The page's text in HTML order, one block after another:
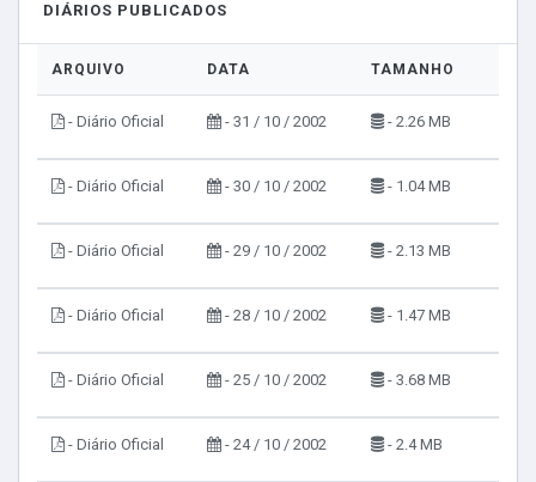
DIÁRIOS PUBLICADOS
ARQUIVO DATA TAMANHO
- Diário Oficial - 31 / 10 / 2002 - 2.26 MB
- Diário Oficial - 30 / 10 / 2002 - 1.04 MB
- Diário Oficial - 29 / 10 / 2002 - 2.13 MB
- Diário Oficial - 28 / 10 / 2002 - 1.47 MB
- Diário Oficial - 25 / 10 / 2002 - 3.68 MB
- Diário Oficial - 24 / 10 / 2002 - 2.4 MB